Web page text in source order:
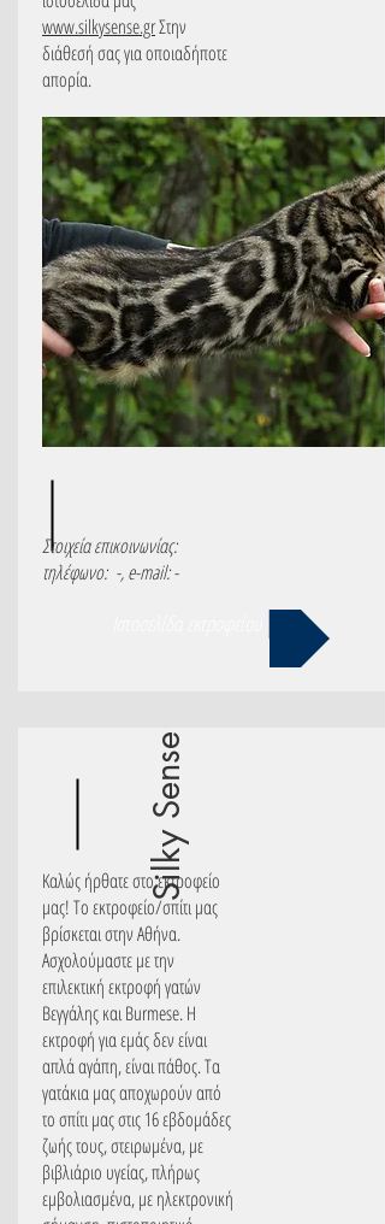
www.silkysense.grΣτην
διάθεσή σας για οποιαδήποτε
απορία.
Στοιχεία επικοινωνίας:
τηλέφωνο: -, e-mail: -
Silky Sense
Καλώς ήρθατε στο εκτροφείο
μας! Το εκτροφείο/σπίτι μας
βρίσκεται στην Αθήνα.
Ασχολούμαστε με την
επιλεκτική εκτροφή γατών
Βεγγάλης και Burmese. Η
εκτροφή για εμάς δεν είναι
απλά αγάπη, είναι πάθος. Τα
γατάκια μας αποχωρούν από
το σπίτι μας στις 16 εβδομάδες
ζωής τους, στειρωμένα, με
βιβλιάριο υγείας, πλήρως
εμβολιασμένα, με ηλεκτρονική